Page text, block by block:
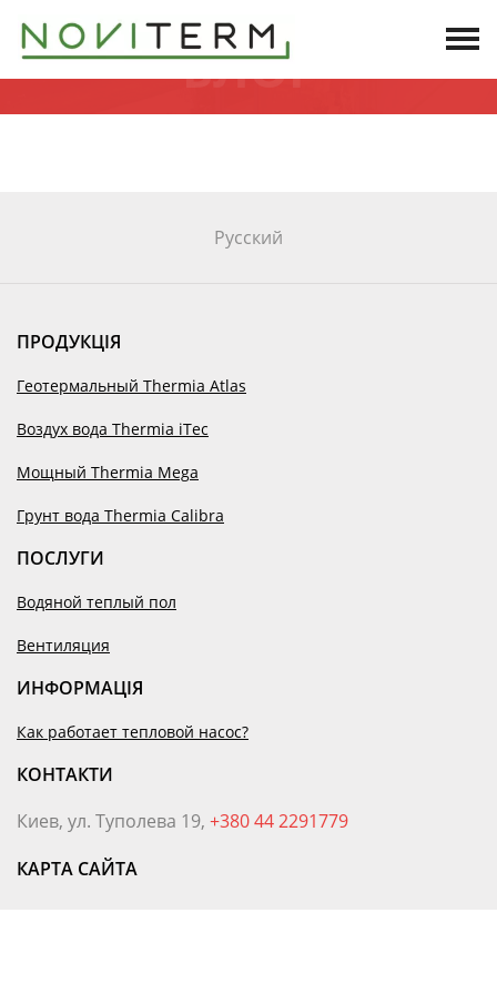
БЛОГ
БЛОГ
Русский
ПРОДУКЦІЯ
Геотермальный Thermia Atlas
Воздух вода Thermia iTec
Мощный Thermia Mega
Грунт вода Thermia Calibra
ПОСЛУГИ
Водяной теплый пол
Вентиляция
ИНФОРМАЦІЯ
Как работает тепловой насос?
КОНТАКТИ
Киев, ул. Туполева 19, +380 44 2291779
КАРТА САЙТА